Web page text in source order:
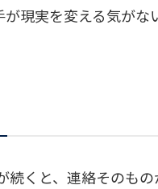
現実を変える気が
くと、連絡そのもの